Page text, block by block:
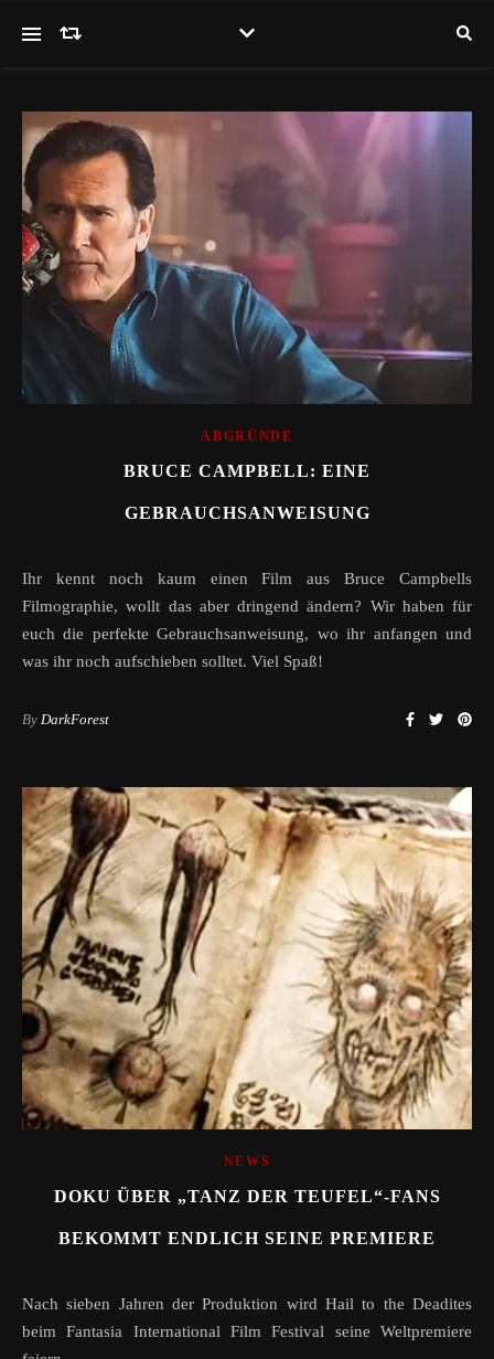
ABGRÜNDE
BRUCE CAMPBELL: EINE
GEBRAUCHSANWEISUNG
Ihr kennt noch kaum einen Film aus Bruce Campbells
Filmographie, wollt das aber dringend ändern? Wir haben für
euch die perfekte Gebrauchsanweisung, wo ihr anfangen und
was ihr noch aufschieben solltet. Viel Spaß!
By DarkForest
NEWS
DOKU ÜBER „TANZ DER TEUFEL“-FANS
BEKOMMT ENDLICH SEINE PREMIERE
Nach sieben Jahren der Produktion wird Hail to the Deadites
beim Fantasia International Film Festival seine Weltpremiere